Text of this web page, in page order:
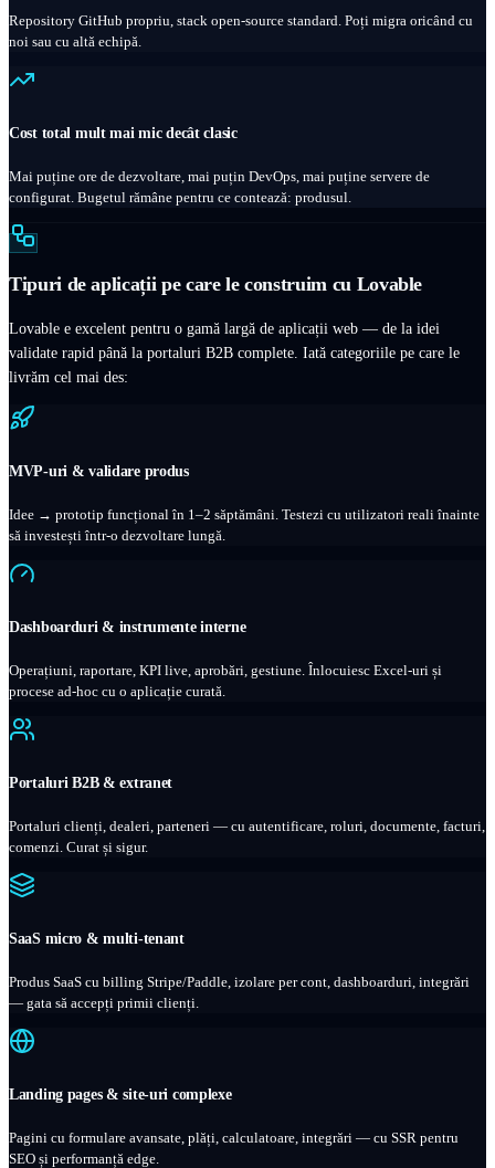
Repository GitHub propriu, stack open-source standard. Poți migra oricând cu
noi sau cu altă echipă.
Cost total mult mai mic decât clasic
Mai puține ore de dezvoltare, mai puțin DevOps, mai puține servere de
configurat. Bugetul rămâne pentru ce contează: produsul.
Tipuri de aplicații pe care le construim cu Lovable
Lovable e excelent pentru o gamă largă de aplicații web — de la idei
validate rapid până la portaluri B2B complete. Iată categoriile pe care le
livrăm cel mai des:
MVP-uri & validare produs
Idee → prototip funcțional în 1–2 săptămâni. Testezi cu utilizatori reali înainte
să investești într-o dezvoltare lungă.
Dashboarduri & instrumente interne
Operațiuni, raportare, KPI live, aprobări, gestiune. Înlocuiesc Excel-uri și
procese ad-hoc cu o aplicație curată.
Portaluri B2B & extranet
Portaluri clienți, dealeri, parteneri — cu autentificare, roluri, documente, facturi,
comenzi. Curat și sigur.
SaaS micro & multi-tenant
Produs SaaS cu billing Stripe/Paddle, izolare per cont, dashboarduri, integrări
— gata să accepți primii clienți.
Landing pages & site-uri complexe
Pagini cu formulare avansate, plăți, calculatoare, integrări — cu SSR pentru
SEO și performanță edge.